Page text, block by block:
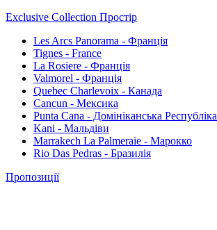
Exclusive Collection Простір
Les Arcs Panorama - Франція
Tignes - France
La Rosiere - Франція
Valmorel - Франція
Quebec Charlevoix - Канада
Cancun - Мексика
Punta Cana - Домініканська Республіка
Kani - Мальдіви
Marrakech La Palmeraie - Марокко
Rio Das Pedras - Бразилія
Пропозиції